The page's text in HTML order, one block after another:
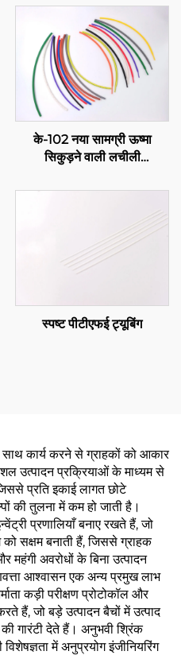
के-102 नया सामग्री ऊष्मा
सिकुड़ने वाली लचीली
विद्युत रोधन सुरक्षा, 1-80 मिमी
स्पष्ट पीटीएफई ट्यूबिंग
साथ कार्य करने से ग्राहकों को आकार
उत्पादन प्रक्रियाओं के माध्यम से
प्रति इकाई लागत छोटे
की तुलना में कम हो जाती है।
प्रणालियाँ बनाए रखते हैं, जो
को सक्षम बनाती हैं, जिससे ग्राहक
अवरोधों के बिना उत्पादन
आश्वासन एक अन्य प्रमुख लाभ
कड़ी परीक्षण प्रोटोकॉल और
हैं, जो बड़े उत्पादन बैचों में उत्पाद
गारंटी देते हैं। अनुभवी श्रिंक
में अनुप्रयोग इंजीनियरिंग